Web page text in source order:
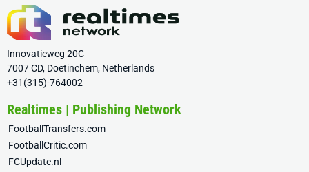
Innovatieweg 20C
7007 CD, Doetinchem, Netherlands
+31(315)-764002
Realtimes | Publishing Network
FootballTransfers.com
FootballCritic.com
FCUpdate.nl